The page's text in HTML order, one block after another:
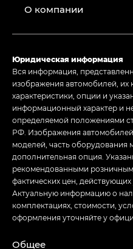
О компании
Юридическая информация
Вся информация,
изображения автомобилей, их
характеристики, опции и
информационный характер и
определяемой положениями
РФ. Изображения автомобилей
моделей, часть оборудования
дополнительная опция.
рекомендованными
фактических цен,
Актуальную информацию о
комплектациях, стоимости,
оформления уточняйте у
Общее